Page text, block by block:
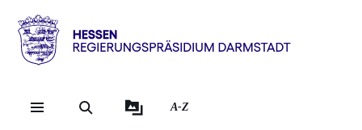
Direkt zum Kopf der
Direkt zum Inhalt
Direkt zum Fuß der
Hessen
RP
Darmstadt
A-Z